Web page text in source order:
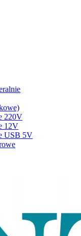
220V
12V
USB 5V